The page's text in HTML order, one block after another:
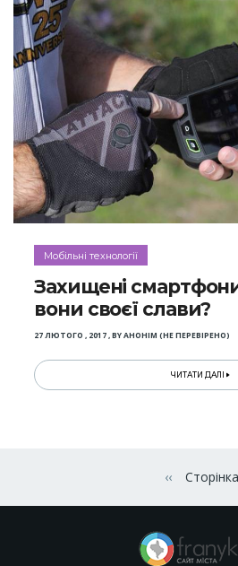
Мобільні технології
Захищені
вони своєї слави?
27 ЛЮТОГО , 2017,BYАНОНІМ (НЕ ПЕРЕВІРЕНО)
ЧИТАТИ ДАЛІ
сторінки
Попередня
‹‹